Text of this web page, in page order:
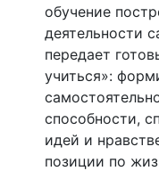
обучение
деятельности
передает
учиться»:
способности,
идей и
позиции по